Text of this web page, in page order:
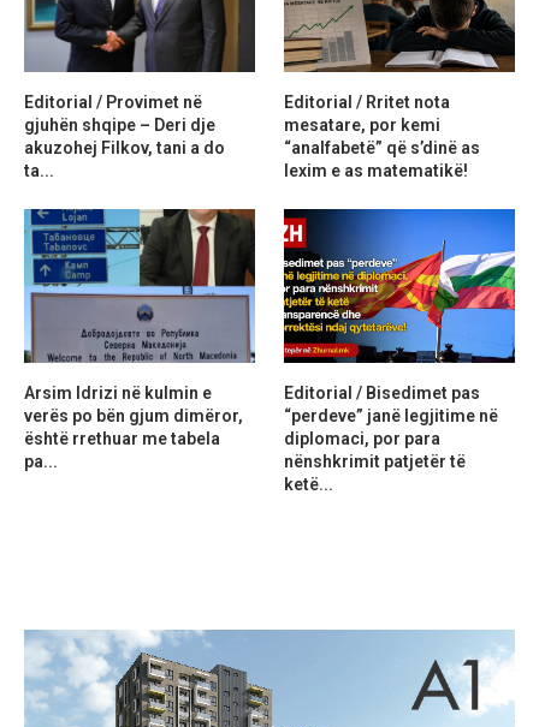
Editorial / Provimet në
gjuhën shqipe – Deri dje
akuzohej Filkov, tani a do
ta...
Editorial / Rritet nota
mesatare, por kemi
“analfabetë” që s’dinë as
lexim e as matematikë!
Arsim Idrizi në kulmin e
verës po bën gjum dimëror,
është rrethuar me tabela
pa...
Editorial / Bisedimet pas
“perdeve” janë legjitime në
diplomaci, por para
nënshkrimit patjetër të
ketë...